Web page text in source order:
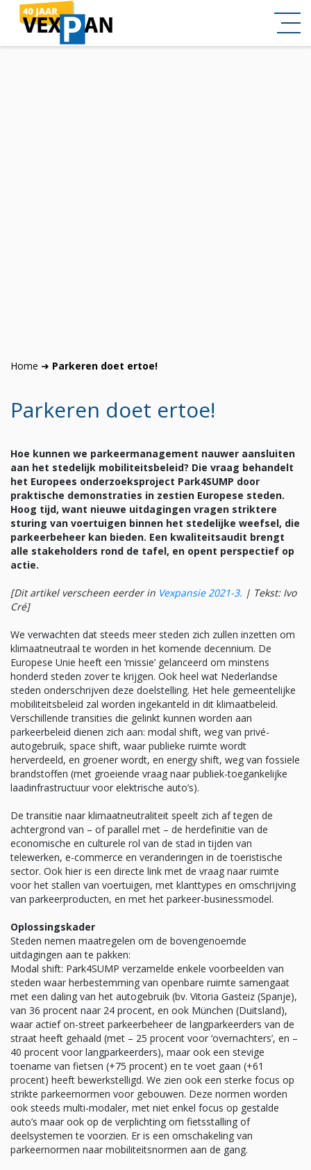
Home ➜ Parkeren doet ertoe!
Parkeren doet ertoe!
Hoe kunnen we parkeermanagement nauwer aansluiten
aan het stedelijk mobiliteitsbeleid? Die vraag behandelt
het Europees onderzoeksproject Park4SUMP door
praktische demonstraties in zestien Europese steden.
Hoog tijd, want nieuwe uitdagingen vragen striktere
sturing van voertuigen binnen het stedelijke weefsel, die
parkeerbeheer kan bieden. Een kwaliteitsaudit brengt
alle stakeholders rond de tafel, en opent perspectief op
actie.
[Dit artikel verscheen eerder in Vexpansie 2021-3. | Tekst: Ivo
Cré]
We verwachten dat steeds meer steden zich zullen inzetten om
klimaatneutraal te worden in het komende decennium. De
Europese Unie heeft een ‘missie’ gelanceerd om minstens
honderd steden zover te krijgen. Ook heel wat Nederlandse
steden onderschrijven deze doelstelling. Het hele gemeentelijke
mobiliteitsbeleid zal worden ingekanteld in dit klimaatbeleid.
Verschillende transities die gelinkt kunnen worden aan
parkeerbeleid dienen zich aan: modal shift, weg van privé-
autogebruik, space shift, waar publieke ruimte wordt
herverdeeld, en groener wordt, en energy shift, weg van fossiele
brandstoffen (met groeiende vraag naar publiek-toegankelijke
laadinfrastructuur voor elektrische auto’s).
De transitie naar klimaatneutraliteit speelt zich af tegen de
achtergrond van – of parallel met – de herdefinitie van de
economische en culturele rol van de stad in tijden van
telewerken, e-commerce en veranderingen in de toeristische
sector. Ook hier is een directe link met de vraag naar ruimte
voor het stallen van voertuigen, met klanttypes en omschrijving
van parkeerproducten, en met het parkeer-businessmodel.
Oplossingskader
Steden nemen maatregelen om de bovengenoemde
uitdagingen aan te pakken:
Modal shift: Park4SUMP verzamelde enkele voorbeelden van
steden waar herbestemming van openbare ruimte samengaat
met een daling van het autogebruik (bv. Vitoria Gasteiz (Spanje),
van 36 procent naar 24 procent, en ook München (Duitsland),
waar actief on-street parkeerbeheer de langparkeerders van de
straat heeft gehaald (met – 25 procent voor ‘overnachters’, en –
40 procent voor langparkeerders), maar ook een stevige
toename van fietsen (+75 procent) en te voet gaan (+61
procent) heeft bewerkstelligd. We zien ook een sterke focus op
strikte parkeernormen voor gebouwen. Deze normen worden
ook steeds multi-modaler, met niet enkel focus op gestalde
auto’s maar ook op de verplichting om fietsstalling of
deelsystemen te voorzien. Er is een omschakeling van
parkeernormen naar mobiliteitsnormen aan de gang.